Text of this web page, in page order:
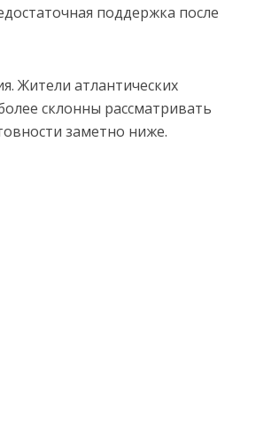
поддержка после
Жители атлантических
склонны рассматривать
заметно ниже.